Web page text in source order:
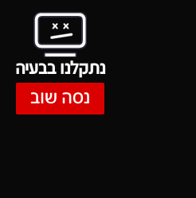
נתקלנו בבעיה
נסה שוב